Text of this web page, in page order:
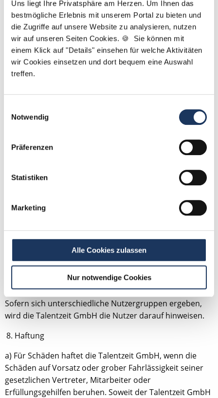
Uns liegt Ihre Privatsphäre am Herzen. Um Ihnen das
bestmögliche Erlebnis mit unserem Portal zu bieten und
die Zugriffe auf unsere Website zu analysieren, nutzen
wir auf unseren Seiten Cookies. 🍪 Sie können mit
einem Klick auf "Details" einsehen für welche Aktivitäten
wir Cookies einsetzen und dort bequem eine Auswahl
treffen.
Notwendig
Präferenzen
Statistiken
Marketing
Alle Cookies zulassen
Nur notwendige Cookies
einzuleiten.
c) Alle Inhalte und Kommentare von weiteren Nutzern
auf www.deutscher-zahnarzt-service.de und
www.praxispersonal-dzas.de sind vom Nutzer
vertraulich zu behandeln. Eine Weitergabe an Dritte ist
untersagt.
Änderung von Leistungen
Die Registrierung als Bewerber auf den Seiten
www.deutscher-zahnarzt-service.de und
www.praxispersonal-dzas.de, sowie damit verbundene
Leistungen, sind für den Bewerber kostenlos. Weitere
kostenlos, sofern die Talentzeit GmbH nicht bei
einzelnen Leistungen auf eine Gebühr oder Prämie
Es ist der Talentzeit GmbH jederzeit freigestellt, die
können keinerlei Schadensersatzansprüche abgeleitet
werden.
Sie behält sich zudem vor, verschiedenen
Nutzergruppen unterschiedliche Rechte zuzuweisen.
Sofern sich unterschiedliche Nutzergruppen ergeben,
wird die Talentzeit GmbH die Nutzer darauf hinweisen.
Haftung
a) Für Schäden haftet die Talentzeit GmbH, wenn die
Schäden auf Vorsatz oder grober Fahrlässigkeit seiner
gesetzlichen Vertreter, Mitarbeiter oder
Erfüllungsgehilfen beruhen. Soweit der Talentzeit GmbH